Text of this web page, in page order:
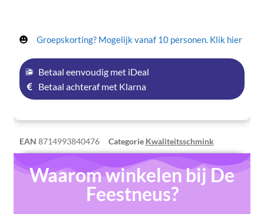
Groepskorting? Mogelijk vanaf 10 personen. Klik hier
Betaal eenvoudig met iDeal
Betaal achteraf met Klarna
EAN 8714993840476 Categorie Kwaliteitsschmink
Waarom winkelen bij De
Feestneus?